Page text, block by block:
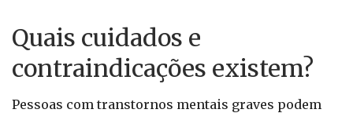
Quais cuidados e
contraindicações existem?
Pessoas com transtornos mentais graves podem